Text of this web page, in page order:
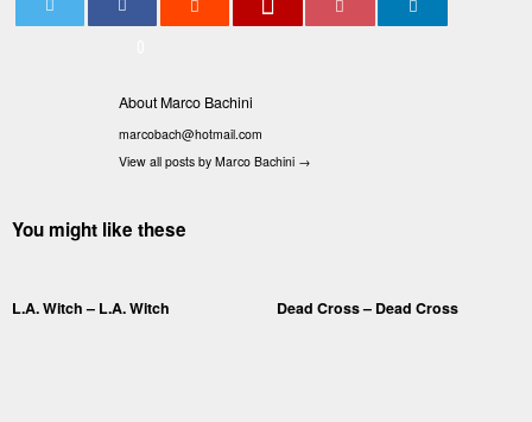
About Marco Bachini
marcobach@hotmail.com
View all posts by Marco Bachini →
You might like these
L.A. Witch – L.A. Witch Dead Cross – Dead Cross